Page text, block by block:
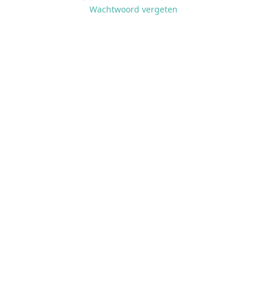
Wachtwoord vergeten